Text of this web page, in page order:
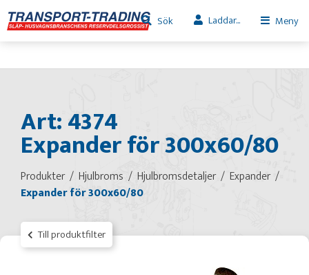
Sök Laddar... Meny
Art: 4374
Expander för 300x60/80
Produkter Hjulbroms Hjulbromsdetaljer
Expander
Expander för 300x60/80
Till produktfilter